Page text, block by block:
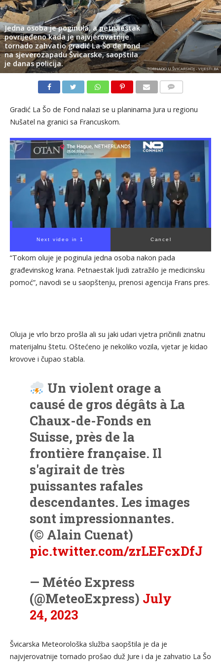
Jedna osoba je poginula, a petnaestak
povrijeđeno kada je najvjerovatnije
tornado zahvatio gradić La Šo de Fond
na sjeverozapadu Švicarske, saopštila
je danas policija.
TORNADO U ŠVICARSKOJ - VIJESTI.BA
Gradić La Šo de Fond nalazi se u planinama Jura u regionu
Nušatel na granici sa Francuskom.
Next video in 1 Cancel
“Tokom oluje je poginula jedna osoba nakon pada
građevinskog krana. Petnaestak ljudi zatražilo je medicinsku
pomoć”, navodi se u saopštenju, prenosi agencija Frans pres.
Oluja je vrlo brzo prošla ali su jaki udari vjetra pričinili znatnu
materijalnu štetu. Oštećeno je nekoliko vozila, vjetar je kidao
krovove i čupao stabla.
Un violent orage a
causé de gros dégâts à La
Chaux-de-Fonds en
Suisse, près de la
frontière française. Il
s'agirait de très
puissantes rafales
descendantes. Les images
sont impressionnantes.
(© Alain Cuenat)
pic.twitter.com/zrLEFcxDfJ
— Météo Express
(@MeteoExpress) July
24, 2023
Švicarska Meteorološka služba saopštila je da je
najvjerovatnije tornado prošao duž Jure i da je zahvatio La Šo